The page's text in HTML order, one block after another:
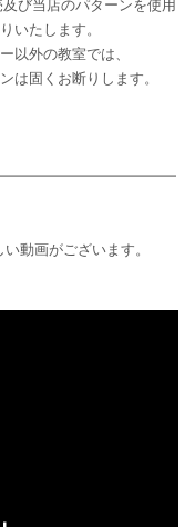
び当店のパターンを使用
いたします。
以外の教室では、
固くお断りします。
動画がございます。